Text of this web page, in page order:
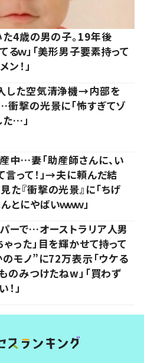
た4歳の男の子。19年後
ｗ」「美形男子要素持って
！」
した空気清浄機→内部を
衝撃の光景に「怖すぎてゾ
た…」
中…妻「助産師さんに、い
言って！」→夫に頼んだ結
『衝撃の光景』に「ちげ
んとにやばいｗｗｗ」
ーで…オーストラリア人男
ゃった」目を輝かせて持って
モノ”に72万表示「ウケる
のみつけたねw」「買わず
」